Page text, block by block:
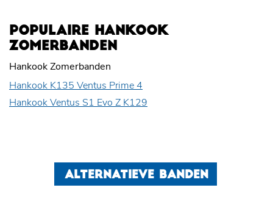
POPULAIRE HANKOOK
ZOMERBANDEN
Hankook Zomerbanden
Hankook K135 Ventus Prime 4
Hankook Ventus S1 Evo Z K129
ALTERNATIEVE BANDEN